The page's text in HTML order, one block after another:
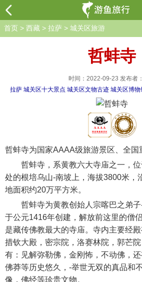
首页 > 西藏 > 拉萨 > 城关区旅游
哲蚌寺
时间：2022-09-23 发布者
拉萨 城关区十大景点 城关区文物古迹 城关区博物
哲蚌寺为国家AAAA级旅游景区、全国
哲蚌寺，系黄教六大寺庙之一，位
处的根培乌山-南坡上，海拔3800米，
地面积约20万平方米。
哲蚌寺为黄教创始人宗喀巴之弟子
于公元1416年创建，解放前这里的僧
是藏传佛教最大的寺庙。寺内主要经殿
措钦大殿，密宗院，洛赛林院，郭芒
有：见解弥勒佛，金刚怖，不动佛，
佛莽等历史悠久，-举世无双的真品和
像，佛经等珍贵文物。